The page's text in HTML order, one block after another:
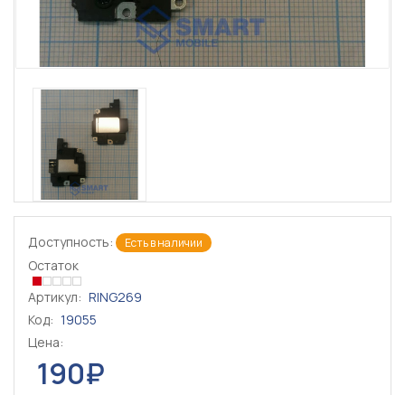
Доступность: Есть в наличии
Остаток
Артикул: RING269
Код: 19055
Цена:
190₽